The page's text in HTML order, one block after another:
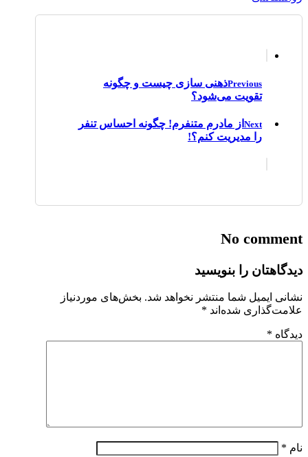
Previousذهنی سازی چیست و چگونه
تقویت می‌شود؟
Next از مادرم متنفرم! چگونه احساس تنفر
را مدیریت کنم؟!
No comment
دیدگاهتان را بنویسید
نشانی ایمیل شما منتشر نخواهد شد. بخش‌های موردنیاز
علامت‌گذاری شده‌اند *
دیدگاه *
نام *